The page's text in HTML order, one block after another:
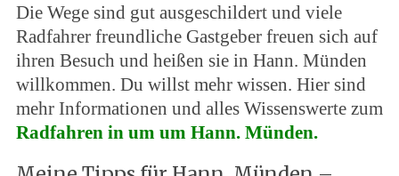
Die Wege sind gut ausgeschildert und viele
Radfahrer freundliche Gastgeber freuen sich auf
ihren Besuch und heißen sie in Hann. Münden
willkommen. Du willst mehr wissen. Hier sind
mehr Informationen und alles Wissenswerte zum
Radfahren in um um Hann. Münden.